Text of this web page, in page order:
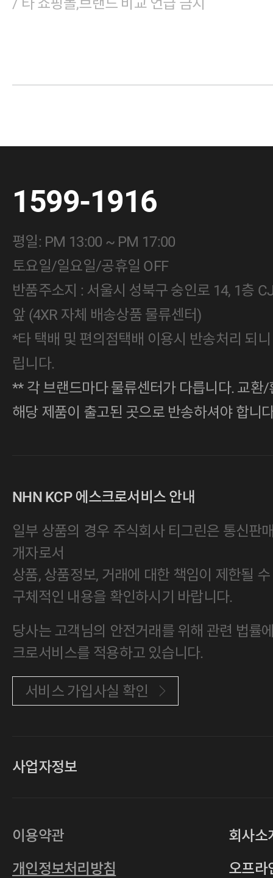
/ 타 쇼핑몰,브랜드 비교 언급 금지
1599-1916
평일: PM 13:00 ~ PM 17:00
토요일/일요일/공휴일 OFF
반품주소지 : 서울시 성북구 숭인로 14, 1층
앞 (4XR 자체 배송상품 물류센터)
*타 택배 및 편의점택배 이용시 반송처리 되
립니다.
** 각 브랜드마다 물류센터가 다릅니다. 교환
해당 제품이 출고된 곳으로 반송하셔야 합니
NHN KCP 에스크로서비스 안내
일부 상품의 경우 주식회사 티그린은 통신판
개자로서
상품, 상품정보, 거래에 대한 책임이 제한될
구체적인 내용을 확인하시기 바랍니다.
당사는 고객님의 안전거래를 위해 관련 법률
크로서비스를 적용하고 있습니다.
서비스 가입사실 확인
사업자정보
사업자등록번호
통신판매업 2011-서울중구-0149
이용약관
개인정보처리방침
회사소
오프라